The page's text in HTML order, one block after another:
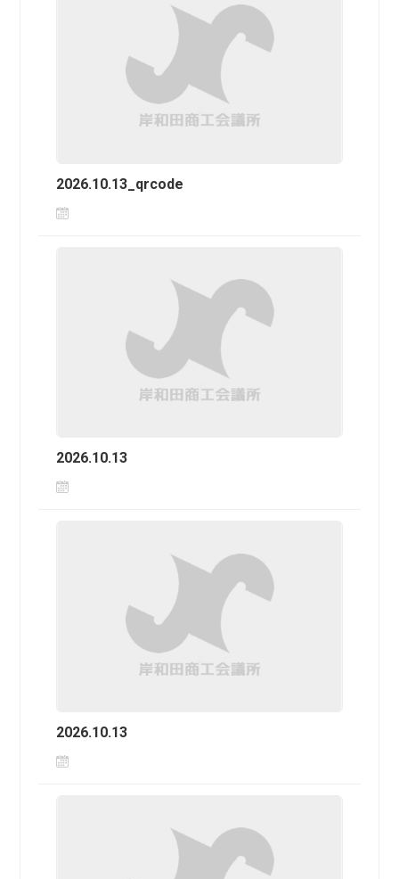
2026.10.13_qrcode
2026.10.13
2026.10.13